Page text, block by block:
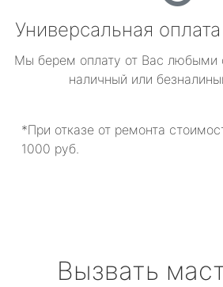
Универсальная
Мы берем оплату от Вас любыми
наличный или
*При отказе от ремонта
1000 руб.
Вызвать